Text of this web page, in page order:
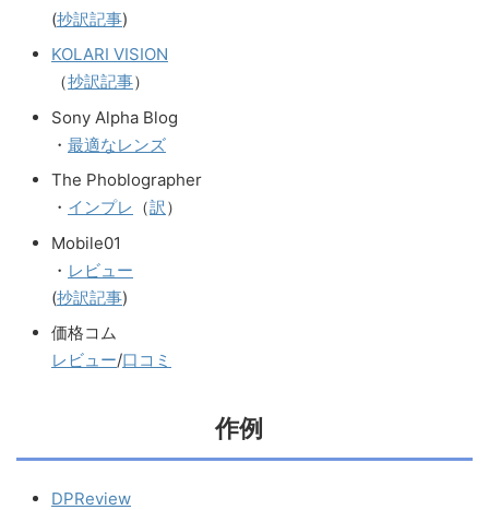
(抄訳記事)
KOLARI VISION
（抄訳記事）
Sony Alpha Blog
・ 最適なレンズ
The Phoblographer
・ インプレ （訳 ）
Mobile01
・ レビュー
(抄訳記事)
価格コム
レビュー/口コミ
作例
DPReview